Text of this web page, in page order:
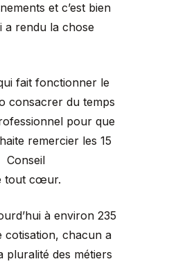
et c’est bien
a rendu la chose
fait fonctionner le
consacrer du temps
pour que
remercier les 15
Conseil
tout cœur.
à environ 235
cotisation, chacun a
pluralité des métiers